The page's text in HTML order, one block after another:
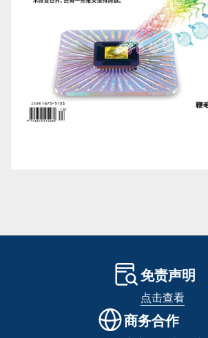
免责声明
点击查看
商务合作